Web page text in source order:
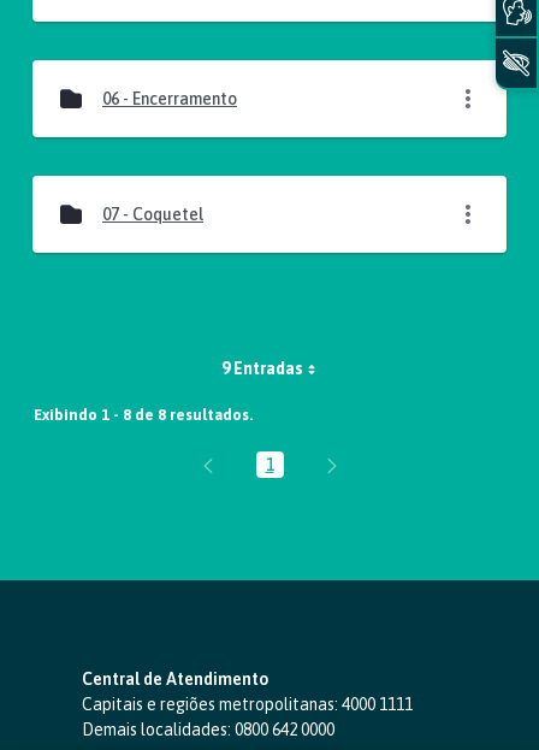
06 - Encerramento
07 - Coquetel
9 Entradas
Exibindo 1 - 8 de 8 resultados.
Página
1
Central de Atendimento
Capitais e regiões metropolitanas: 4000 1111
Demais localidades: 0800 642 0000